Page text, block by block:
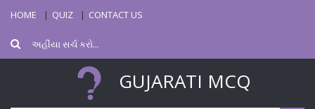
HOME QUIZ CONTACT US
GUJARATI MCQ